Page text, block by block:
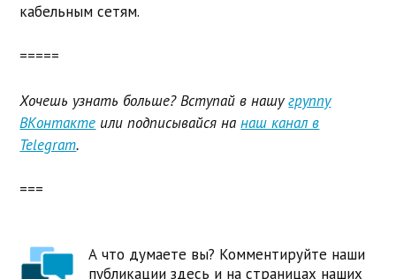
кабельным сетям.
=====
Хочешь узнать больше? Вступай в нашугруппу
ВКонтакте или подписывайся нанаш канал в
Telegram.
===
А что думаете вы? Комментируйте наши
публикации здесь и на страницах наших